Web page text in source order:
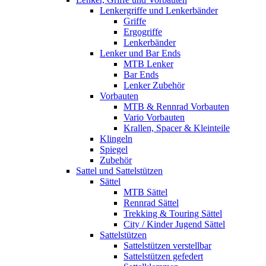
Lenkergriffe und Lenkerbänder
Griffe
Ergogriffe
Lenkerbänder
Lenker und Bar Ends
MTB Lenker
Bar Ends
Lenker Zubehör
Vorbauten
MTB & Rennrad Vorbauten
Vario Vorbauten
Krallen, Spacer & Kleinteile
Klingeln
Spiegel
Zubehör
Sattel und Sattelstützen
Sättel
MTB Sättel
Rennrad Sättel
Trekking & Touring Sättel
City / Kinder Jugend Sättel
Sattelstützen
Sattelstützen verstellbar
Sattelstützen gefedert